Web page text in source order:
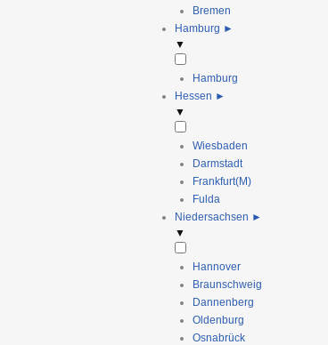
Bremen
Hamburg ►
▼
Hamburg
Hessen ►
▼
Wiesbaden
Darmstadt
Frankfurt(M)
Fulda
Niedersachsen ►
▼
Hannover
Braunschweig
Dannenberg
Oldenburg
Osnabrück